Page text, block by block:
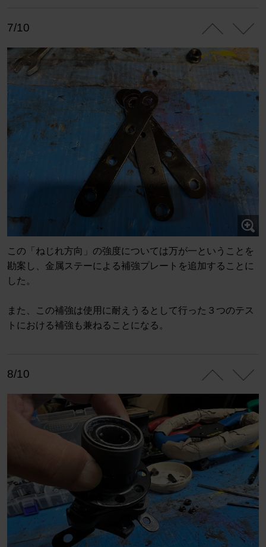
7/10
この「ねじれ方向」の強度については万が一ということを
勘案し、金属ステーによる補強プレートを追加することに
した。
また、この補強は使用に耐えうるとして行った３つのテス
トにおける補強も兼ねることになる。
8/10